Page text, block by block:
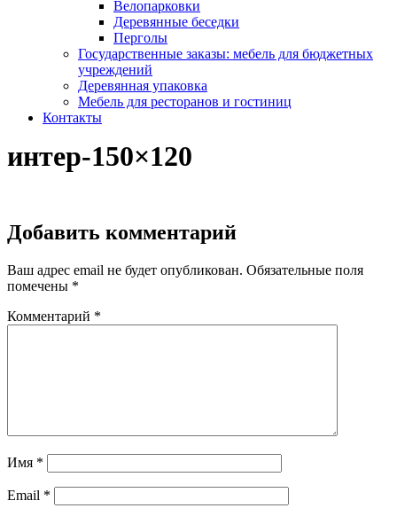
Велопарковки
Деревянные беседки
Перголы
Государственные заказы: мебель для бюджетных
учреждений
Деревянная упаковка
Мебель для ресторанов и гостиниц
Контакты
интер-150×120
Добавить комментарий
Ваш адрес email не будет опубликован. Обязательные поля
помечены *
Комментарий *
Имя *
Email *